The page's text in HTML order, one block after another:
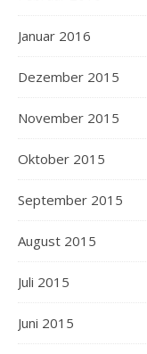
Januar 2016
Dezember 2015
November 2015
Oktober 2015
September 2015
August 2015
Juli 2015
Juni 2015